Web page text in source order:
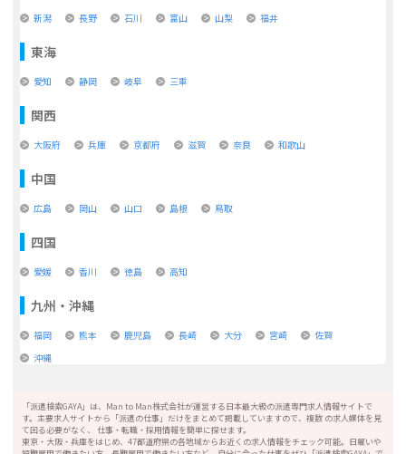
新潟 長野 石川 富山 山梨 福井
東海
愛知 静岡 岐阜 三重
関西
大阪府 兵庫 京都府 滋賀 奈良 和歌山
中国
広島 岡山 山口 島根 鳥取
四国
愛媛 香川 徳島 高知
九州・沖縄
福岡 熊本 鹿児島 長崎 大分 宮崎
佐賀
沖縄
「派遣検索GAYA」は、Man to Man株式会社が運営する日本最大級の派遣専門求人情報サイトで
す。主要求人サイトから「派遣の仕事」だけをまとめて掲載していますので、複数 の求人媒体を見
て回る必要がなく、 仕事・転職・採用情報を簡単に探せます。
東京・大阪・兵庫をはじめ、47都道府県の各地域からお近くの求人情報をチェック可能。日雇いや